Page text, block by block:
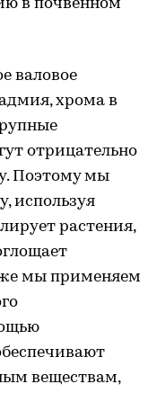
в почвенном
валовое
хрома в
отрицательно
Поэтому мы
используя
растения,
мы применяем
веществам,